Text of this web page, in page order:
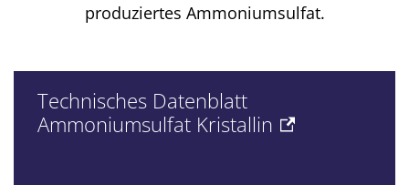
produziertes Ammoniumsulfat.
Technisches Datenblatt
Ammoniumsulfat Kristallin